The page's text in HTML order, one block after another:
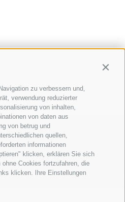
zu verbessern und,
verwendung reduzierter
von inhalten,
von daten aus
von betrug und
quellen,
informationen
klicken, erklären Sie sich
Cookies fortzufahren, die
klicken. Ihre Einstellungen